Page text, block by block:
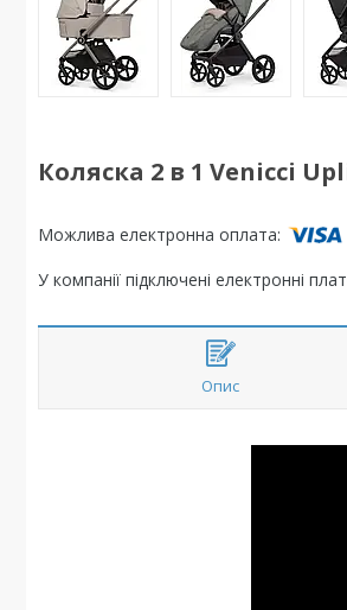
Коляска 2 в 1 Venicci
У компанії підключені електронні
Опис